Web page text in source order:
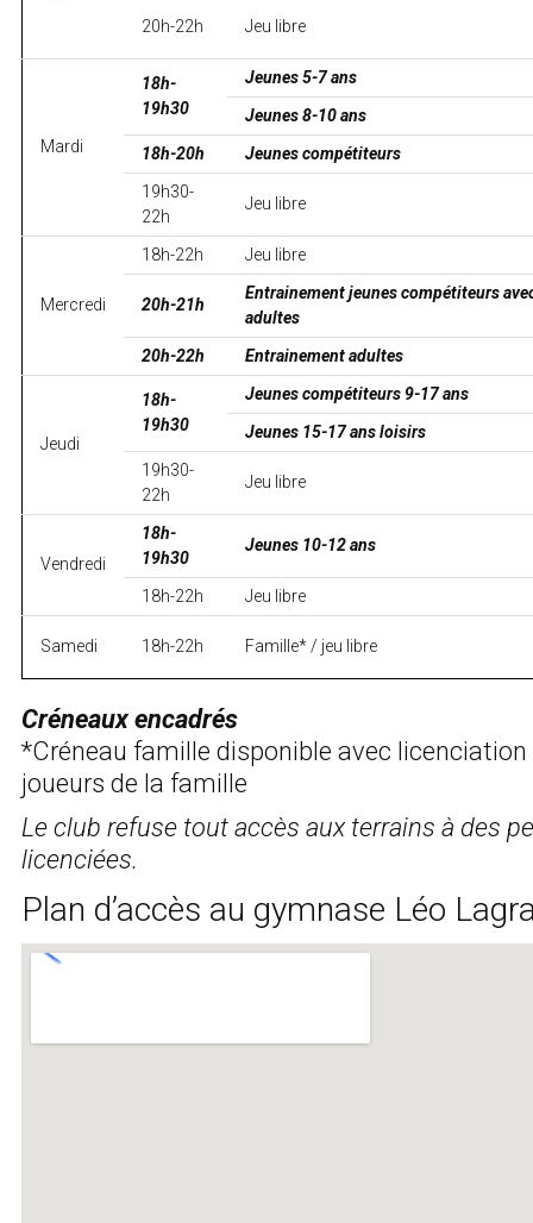
20h-22h Jeu libre
Mardi
18h-
19h30
Jeunes 5-7 ans
Jeunes 8-10 ans
18h-20h
Jeunes compétiteurs
19h30-
22h
Jeu libre
Mercredi
18h-22h Jeu libre
20h-21h
Entrainement jeunes compétiteurs
adultes
20h-22h
Entrainement adultes
Jeudi
18h-
19h30
Jeunes compétiteurs 9-17 ans
Jeunes 15-17 ans loisirs
19h30-
22h
Jeu libre
Vendredi
18h-
19h30
Jeunes 10-12 ans
18h-22h Jeu libre
Samedi 18h-22h Famille* / jeu libre
Créneaux encadrés
*Créneau famille disponible avec licenciation
joueurs de la famille
Le club refuse tout accès aux terrains à des
licenciées.
Plan d’accès au gymnase Léo